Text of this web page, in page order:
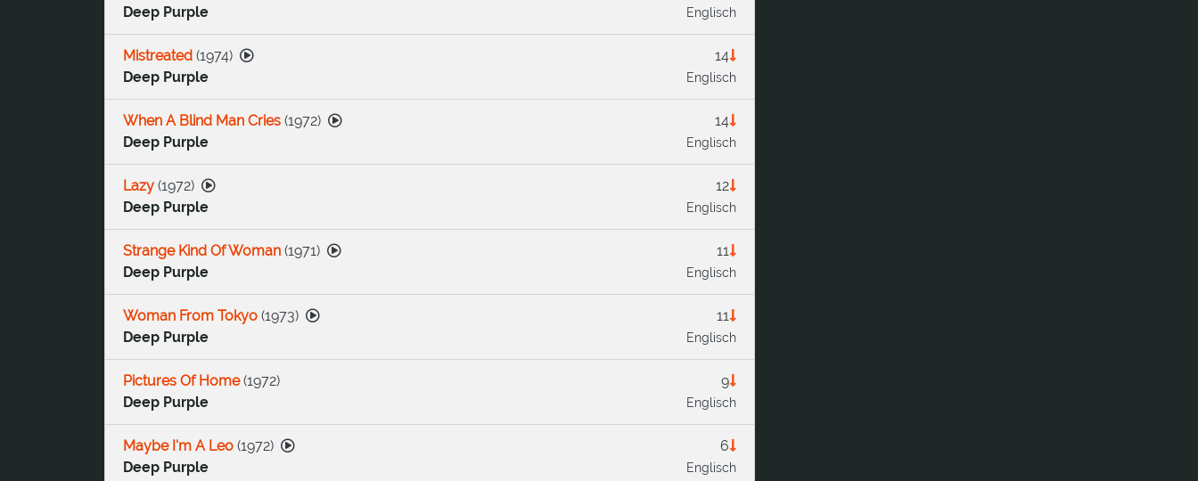
Englisch
Deep Purple
14
Englisch
Mistreated (1974)
Deep Purple
14
Englisch
When A Blind Man Cries (1972)
Deep Purple
12
Englisch
Lazy (1972)
Deep Purple
11
Englisch
Strange Kind Of Woman (1971)
Deep Purple
11
Englisch
Woman From Tokyo (1973)
Deep Purple
9
Englisch
Pictures Of Home(1972)
Deep Purple
6
Englisch
Maybe I'm A Leo (1972)
Deep Purple